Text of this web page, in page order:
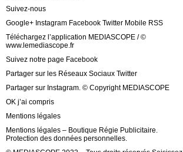
Suivez-nous
Google+ Instagram Facebook Twitter Mobile RSS
Téléchargez l’application MEDIASCOPE / ©
www.lemediascope.fr
Suivez notre page Facebook
Partager sur les Réseaux Sociaux Twitter
Partager sur Instagram. © Copyright MEDIASCOPE
OK j’ai compris
Mentions légales
Mentions légales – Boutique Régie Publicitaire.
Protection des données personnelles.